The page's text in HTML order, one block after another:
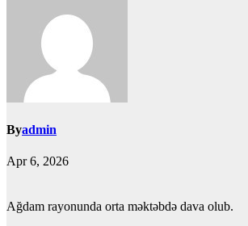
Byadmin
Apr 6, 2026
Ağdam rayonunda orta məktəbdə dava olub.